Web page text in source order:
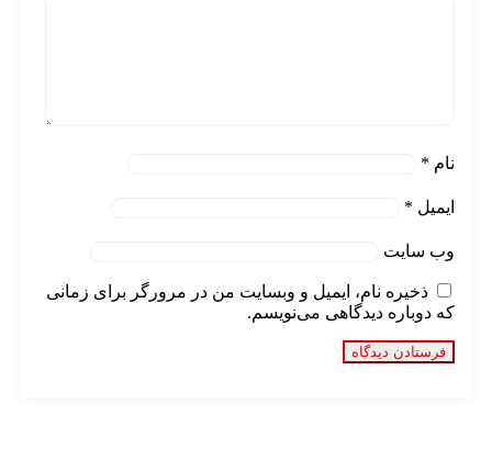
نام*
ایمیل *
وب‌ سایت
ذخیره نام، ایمیل و وبسایت من در مرورگر برای زمانی
که دوباره دیدگاهی می‌نویسم.